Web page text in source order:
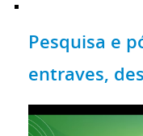
Pesquisa e
entraves,